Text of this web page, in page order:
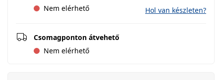
Nem elérhető
Hol van készleten?
Csomagponton átvehető
Nem elérhető